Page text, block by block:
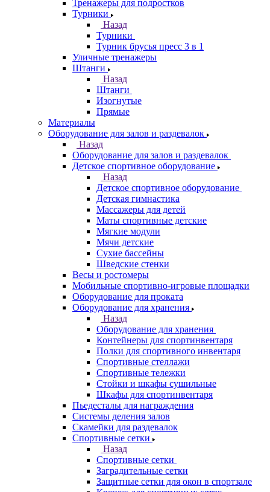
Тренажеры для подростков
Турники
Назад
Турники
Турник брусья пресс 3 в 1
Уличные тренажеры
Штанги
Назад
Штанги
Изогнутые
Прямые
Материалы
Оборудование для залов и раздевалок
Назад
Оборудование для залов и раздевалок
Детское спортивное оборудование
Назад
Детское спортивное оборудование
Детская гимнастика
Массажеры для детей
Маты спортивные детские
Мягкие модули
Мячи детские
Сухие бассейны
Шведские стенки
Весы и ростомеры
Мобильные спортивно-игровые площадки
Оборудование для проката
Оборудование для хранения
Назад
Оборудование для хранения
Контейнеры для спортинвентаря
Полки для спортивного инвентаря
Спортивные стеллажи
Спортивные тележки
Стойки и шкафы сушильные
Шкафы для спортинвентаря
Пьедесталы для награждения
Системы деления залов
Скамейки для раздевалок
Спортивные сетки
Назад
Спортивные сетки
Заградительные сетки
Защитные сетки для окон в спортзале